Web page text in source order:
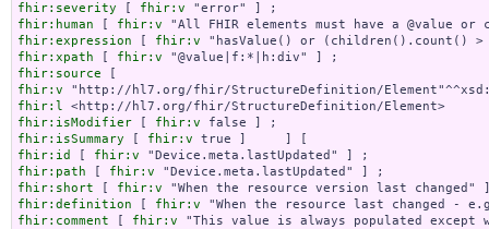
fhir:severity [ fhir:v
fhir:human [ fhir:v
fhir:expression [ fhir:v
fhir:xpath [ fhir:v
fhir:source
fhir:v
fhir:l
fhir:isModifier [ fhir:v
fhir:isSummary [ fhir:v
fhir:id
[ fhir:v
fhir:path [ fhir:v
fhir:short [ fhir:v
fhir:definition [ fhir:v
fhir:comment [ fhir:v